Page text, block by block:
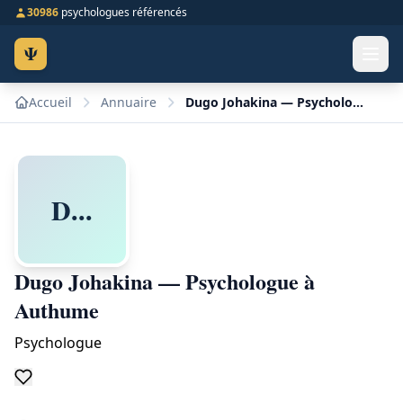
30986 psychologues référencés
Ψ
Accueil Annuaire Dugo Johakina — Psychologue à Authume
D...
Dugo Johakina — Psychologue à
Authume
Psychologue